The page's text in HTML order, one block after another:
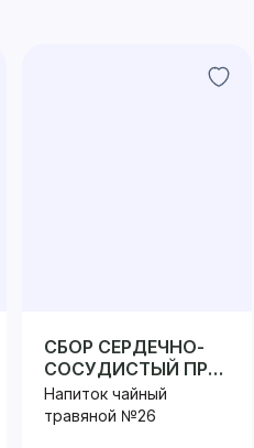
СБОР СЕРДЕЧНО-
СОСУДИСТЫЙ ПРИ
ПОВЫШЕННОМ
ДАВЛЕНИИ
Напиток чайный
травяной №26